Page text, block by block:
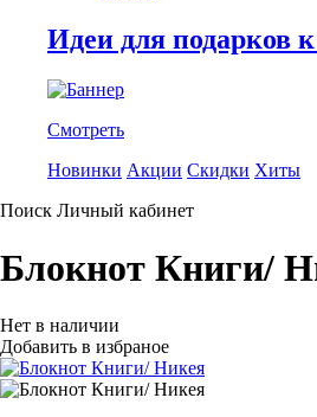
Идеи для подарков
Смотреть
Новинки Акции Скидки Хиты
Поиск Личный кабинет
Блокнот Книги/
Нет в наличии
Добавить в избраное